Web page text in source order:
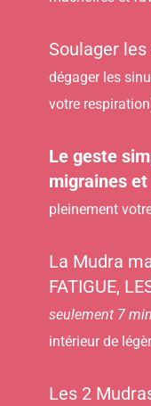
Soulager
dégager les
votre
Le geste
migraines
pleinement
La Mudra
FATIGUE,
seulement 7
intérieur de
Les 2